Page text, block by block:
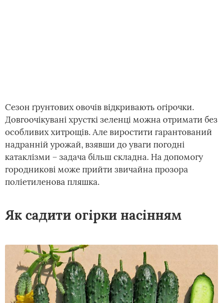
Сезон ґрунтових овочів відкривають огірочки.
Довгоочікувані хрусткі зеленці можна отримати без
особливих хитрощів. Але виростити гарантований
надранній урожай, взявши до уваги погодні
катаклізми – задача більш складна. На допомогу
городникові може прийти звичайна прозора
поліетиленова пляшка.
Як садити огірки насінням